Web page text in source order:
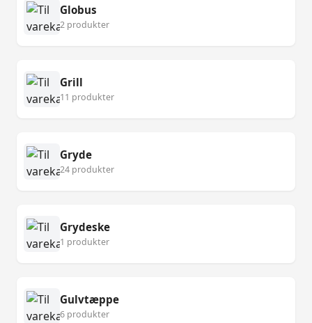
Globus
2 produkter
Grill
11 produkter
Gryde
24 produkter
Grydeske
1 produkter
Gulvtæppe
6 produkter